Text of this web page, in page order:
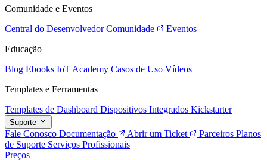
Comunidade e Eventos
Central do Desenvolvedor Comunidade
Eventos
Educação
Blog Ebooks IoT Academy Casos de Uso Vídeos
Templates e Ferramentas
Templates de Dashboard Dispositivos Integrados Kickstarter
Suporte
Fale Conosco Documentação Abrir um Ticket Parceiros Planos
de Suporte Serviços Profissionais
Preços